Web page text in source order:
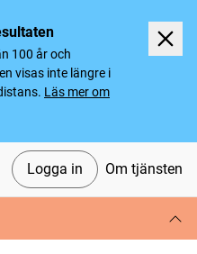
100 år och
visas inte längre i
Läs mer om
Logga in Om tjänsten